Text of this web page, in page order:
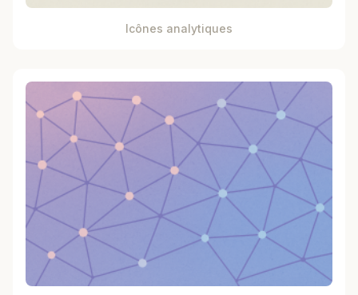
Icônes analytiques